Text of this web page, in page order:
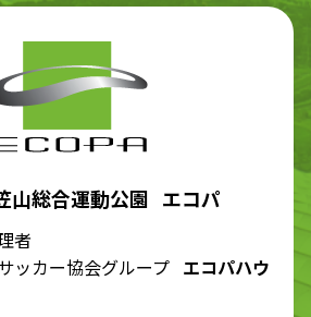
山総合運動公園 エコパ
者
ッカー協会グループ エコパハウ